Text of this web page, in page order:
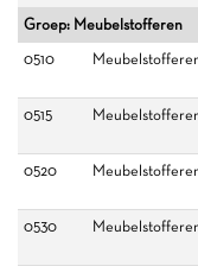
Groep: Meubelstofferen
0510
0515
0520
0530